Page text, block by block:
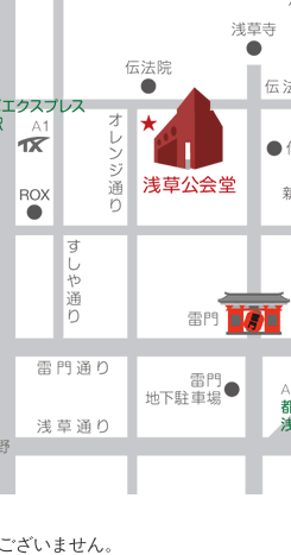
ざいません。